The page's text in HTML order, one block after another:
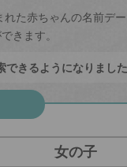
た赤ちゃんの名前デ
きます。
できるようになりまし
女の子